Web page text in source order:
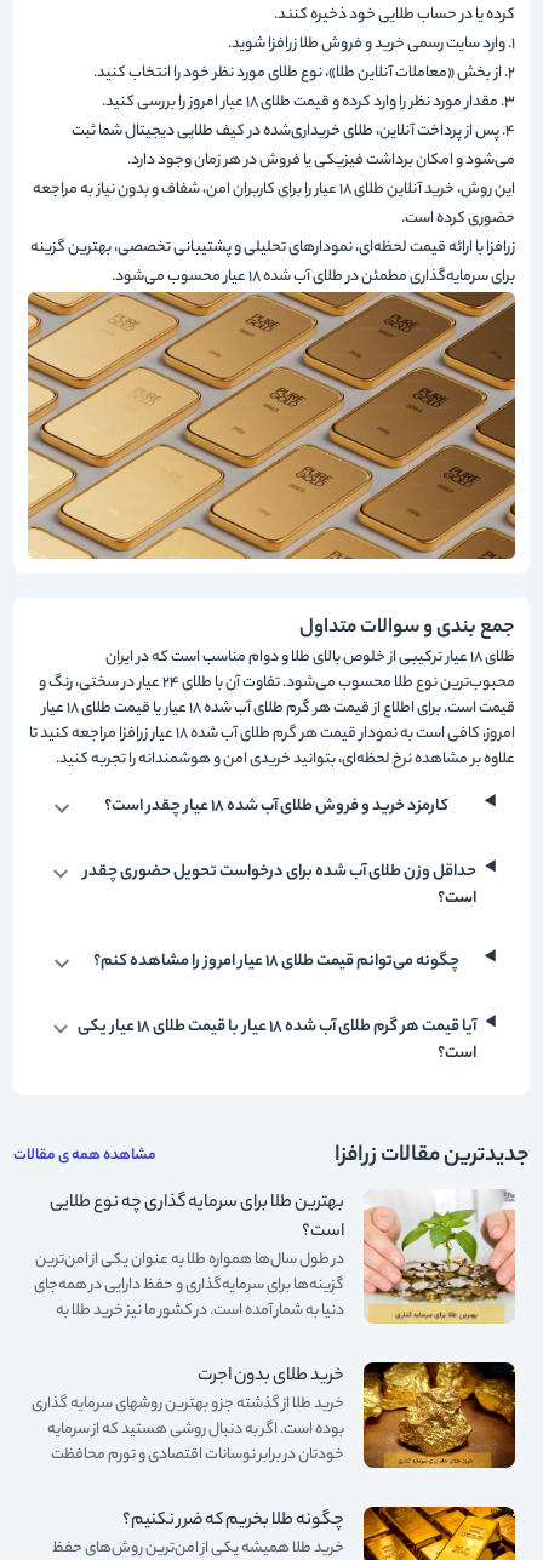
کرده یا در حساب طلایی خود ذخیره کنند.
1. وارد سایت رسمی خرید و فروش طلا زرافزا شوید.
2. از بخش «معاملات آنلاین طلا»، نوع طلای مورد نظر خود را انتخاب کنید.
3. مقدار مورد نظر را وارد کرده و قیمت طلای ۱۸ عیار امروز را بررسی کنید.
4. پس از پرداخت آنلاین، طلای خریداری‌شده در کیف طلایی دیجیتال شما ثبت
می‌شود و امکان برداشت فیزیکی یا فروش در هر زمان وجود دارد.
این روش، خرید آنلاین طلای 18 عیار را برای کاربران امن، شفاف و بدون نیاز به مراجعه
حضوری کرده است.
زرافزا با ارائه قیمت لحظه‌ای، نمودارهای تحلیلی و پشتیبانی تخصصی، بهترین گزینه
برای سرمایه‌گذاری مطمئن در طلای آب شده ۱۸ عیار محسوب می‌شود.
جمع بندی و سوالات متداول
طلای ۱۸ عیار ترکیبی از خلوص بالای طلا و دوام مناسب است که در ایران
محبوب‌ترین نوع طلا محسوب می‌شود. تفاوت آن با طلای ۲۴ عیار در سختی، رنگ و
قیمت است. برای اطلاع از قیمت هر گرم طلای آب شده ۱۸ عیار یا قیمت طلای ۱۸ عیار
امروز، کافی است به نمودار قیمت هر گرم طلای آب شده 18 عیار زرافزا مراجعه کنید تا
علاوه بر مشاهده نرخ لحظه‌ای، بتوانید خریدی امن و هوشمندانه را تجربه کنید.
کارمزد خرید و فروش طلای آب شده 18 عیار چقدر است؟
حداقل وزن طلای آب شده برای درخواست تحویل حضوری چقدر
است؟
چگونه می‌توانم قیمت طلای ۱۸ عیار امروز را مشاهده کنم؟
آیا قیمت هر گرم طلای آب شده ۱۸ عیار با قیمت طلای ۱۸ عیار یکی
است؟
جدیدترین مقالات زرافزا مشاهده همه ی مقالات
بهترین طلا برای سرمایه گذاری چه نوع طلایی
است؟
در طول سال‌ها همواره طلا به عنوان یکی از امن‌ترین
گزینه‌ها برای سرمایه‌گذاری و حفظ دارایی در همه‌جای
دنیا به شمار آمده است. در کشور ما نیز خرید طلا به
سرمایه‌گذاری است که افراد مختلف با توجه به شرایط
و بودجه خود یکی از گزینه‌ها را انتخاب و
سرمایه‌گذاری می‌کنند. اما اینکه کدام یک از این
روش‌ها، بهترین طلا برای سرمایه گذاری است را در
ادامه مقاله زیر باهم مرور خواهیم کرد.
خرید طلای بدون اجرت
خرید طلا از گذشته جزو بهترین روشهای سرمایه گذاری
بوده است. اگر به دنبال روشی هستید که از سرمایه
خودتان در برابر نوسانات اقتصادی و تورم محافظت
بازدهی خوبی دارد.
چگونه طلا بخریم که ضرر نکنیم؟
خرید طلا همیشه یکی از امن‌ترین روش‌های حفظ